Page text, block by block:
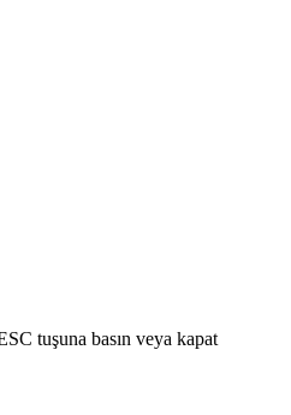
tuşuna basın veya kapat